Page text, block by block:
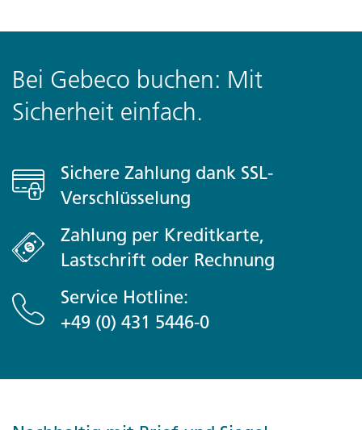
Bei Gebeco buchen: Mit
Sicherheit einfach.
Sichere Zahlung dank SSL-
Verschlüsselung
Zahlung per Kreditkarte,
Lastschrift oder Rechnung
Service Hotline:
+49 (0) 431 5446-0